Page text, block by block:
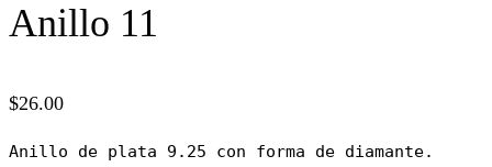
Anillo 11
$26.00
Anillo de plata 9.25 con forma de diamante.